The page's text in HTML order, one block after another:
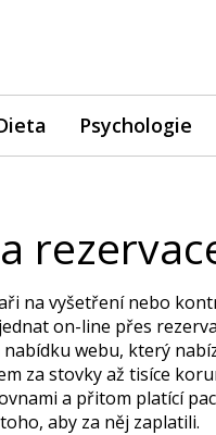
Psychologie
na vyšetření nebo
on-line přes
nabídku webu, který
za stovky až tisíce
a přitom platící
aby za něj zaplatili.